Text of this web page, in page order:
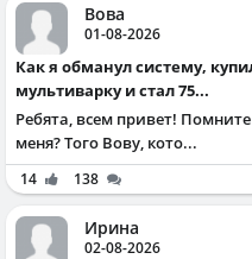
Вова
01-08-2026
Как я обманул систему, купил
мультиварку и стал 75...
Ребята, всем привет! Помните
меня? Того Вову, кото...
14 138
Ирина
02-08-2026